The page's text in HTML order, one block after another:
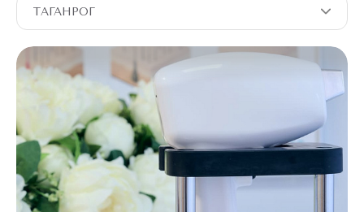
ТАГАНРОГ